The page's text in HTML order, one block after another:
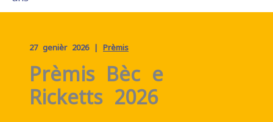
27 genièr 2026 Prèmis
Prèmis Bèc e
Ricketts 2026